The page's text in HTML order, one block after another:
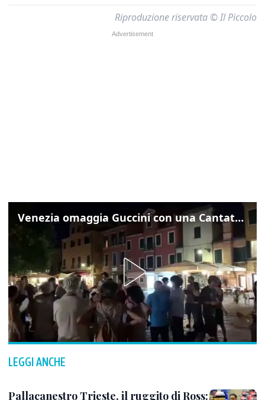
Riproduzione riservata © Il Piccolo
Venezia omaggia Guccini con una Cantata Anarchica in campo Santa Margherita
LEGGI ANCHE
Pallacanestro Trieste, il ruggito di Ross: